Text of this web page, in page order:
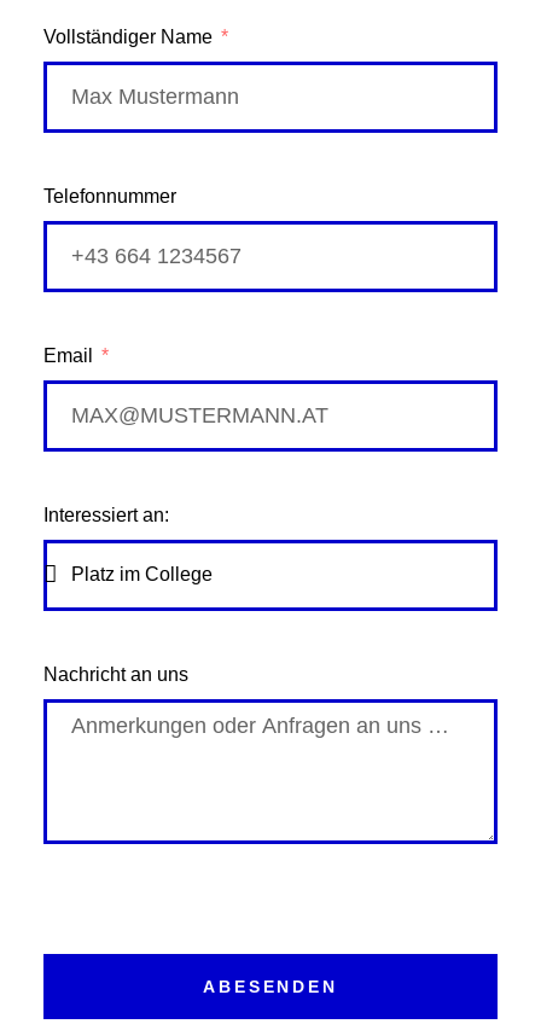
Vollständiger Name
Telefonnummer
Email
Interessiert an:
Nachricht an uns
ABESENDEN